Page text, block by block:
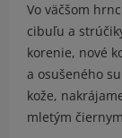
Vo väčšom
cibuľu a
korenie, nové
a osušeného
kože,
mletým